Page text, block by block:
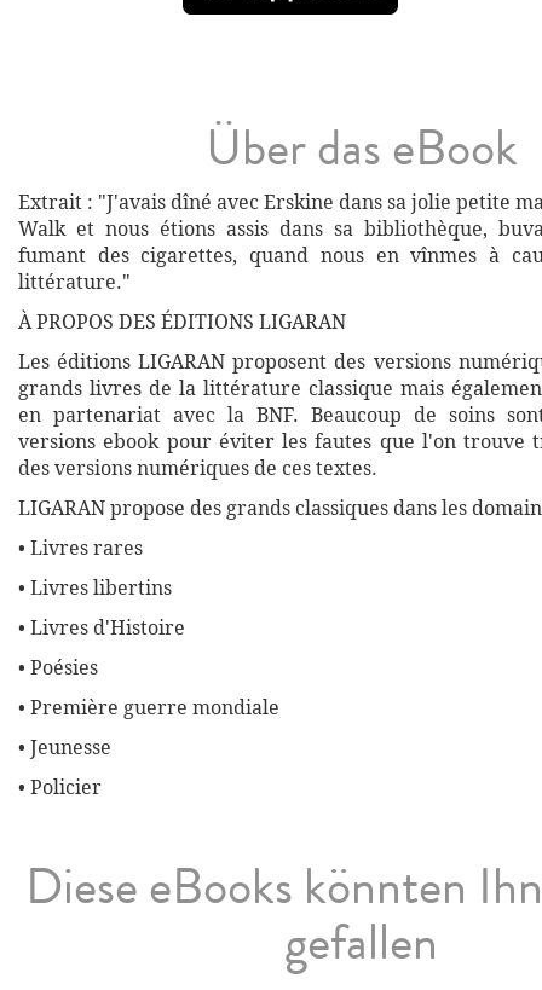
Über das eBook
Extrait : "J'avais dîné avec Erskine dans sa jolie petite
Walk et nous étions assis dans sa bibliothèque,
fumant des cigarettes, quand nous en vînmes à
littérature."
À PROPOS DES ÉDITIONS LIGARAN
Les éditions LIGARAN proposent des versions
grands livres de la littérature classique mais
en partenariat avec la BNF. Beaucoup de soins
versions ebook pour éviter les fautes que l'on trouve
des versions numériques de ces textes.
LIGARAN propose des grands classiques dans les
• Livres rares
• Livres libertins
• Livres d'Histoire
• Poésies
• Première guerre mondiale
• Jeunesse
• Policier
Diese eBooks könnten
gefallen